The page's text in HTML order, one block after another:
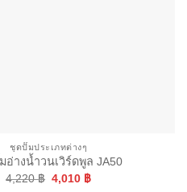
ชุดปั๊มประเภทต่างๆ
อ่างน้ำวนเวิร์ดพูล JA50
4,220฿ Original
4,010 ฿Current